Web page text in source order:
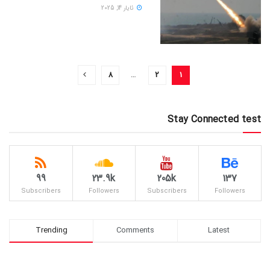
ئایار 14, 2025
1
2
…
8
Stay Connected test
137
Followers
205k
Subscribers
23.9k
Followers
99
Subscribers
Trending Comments Latest